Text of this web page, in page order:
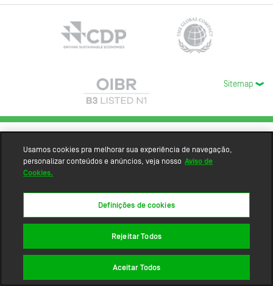
Sitemap
Usamos cookies pra melhorar sua experiência de navegação,
personalizar conteúdos e anúncios, veja nosso Aviso de
Cookies.
Definições de cookies
Rejeitar Todos
Aceitar Todos